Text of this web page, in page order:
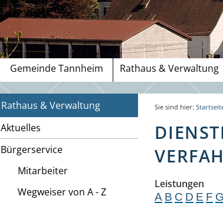
Gemeinde Tannheim Rathaus & Verwaltung
Rathaus & Verwaltung
Aktuelles
Bürgerservice
Mitarbeiter
Wegweiser von A - Z
Sie sind hier:
Leistungen
A B C D E F G